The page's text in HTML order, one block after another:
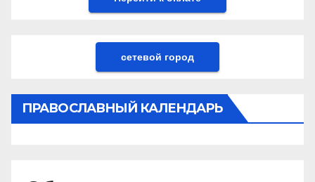
сетевой город
ПРАВОСЛАВНЫЙ КАЛЕНДАРЬ